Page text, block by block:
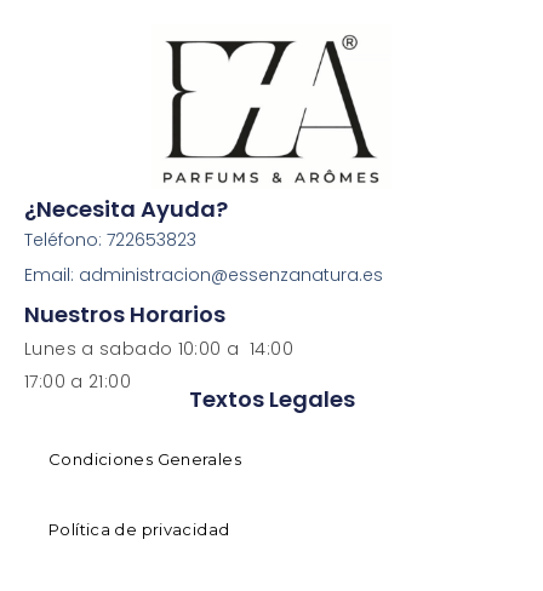
¿Necesita Ayuda?
Teléfono: 722653823
Email: administracion@essenzanatura.es
Nuestros Horarios
Lunes a sabado 10:00 a 14:00
17:00 a 21:00
Textos Legales
Condiciones Generales
Política de privacidad